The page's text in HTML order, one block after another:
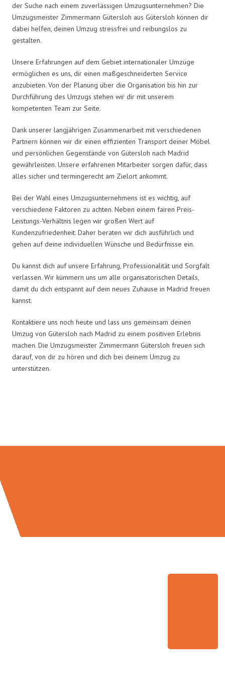
der Suche nach einem zuverlässigen Umzugsunternehmen? Die
Umzugsmeister Zimmermann Gütersloh aus Gütersloh können dir
dabei helfen, deinen Umzug stressfrei und reibungslos zu
gestalten.
Unsere Erfahrungen auf dem Gebiet internationaler Umzüge
ermöglichen es uns, dir einen maßgeschneiderten Service
anzubieten. Von der Planung über die Organisation bis hin zur
Durchführung des Umzugs stehen wir dir mit unserem
kompetenten Team zur Seite.
Dank unserer langjährigen Zusammenarbeit mit verschiedenen
Partnern können wir dir einen effizienten Transport deiner Möbel
und persönlichen Gegenstände von Gütersloh nach Madrid
gewährleisten. Unsere erfahrenen Mitarbeiter sorgen dafür, dass
alles sicher und termingerecht am Zielort ankommt.
Bei der Wahl eines Umzugsunternehmens ist es wichtig, auf
verschiedene Faktoren zu achten. Neben einem fairen Preis-
Leistungs-Verhältnis legen wir großen Wert auf
Kundenzufriedenheit. Daher beraten wir dich ausführlich und
gehen auf deine individuellen Wünsche und Bedürfnisse ein.
Du kannst dich auf unsere Erfahrung, Professionalität und Sorgfalt
verlassen. Wir kümmern uns um alle organisatorischen Details,
damit du dich entspannt auf dein neues Zuhause in Madrid freuen
kannst.
Kontaktiere uns noch heute und lass uns gemeinsam deinen
Umzug von Gütersloh nach Madrid zu einem positiven Erlebnis
machen. Die Umzugsmeister Zimmermann Gütersloh freuen sich
darauf, von dir zu hören und dich bei deinem Umzug zu
unterstützen.